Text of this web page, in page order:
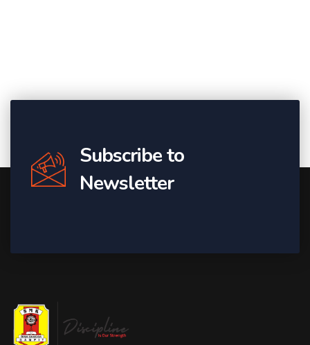
Subscribe to
Newsletter